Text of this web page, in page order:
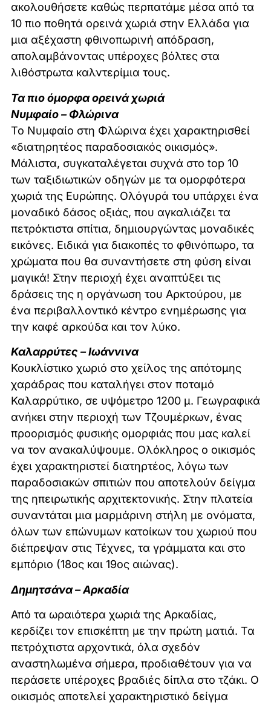
ακολουθήσετε καθώς περπατάμε μέσα από τα
10 πιο ποθητά ορεινά χωριά στην Ελλάδα για
μια αξέχαστη φθινοπωρινή απόδραση,
απολαμβάνοντας υπέροχες βόλτες στα
λιθόστρωτα καλντερίμια τους.
Τα πιο όμορφα ορεινά χωριά
Νυμφαίο – Φλώρινα
Το Νυμφαίο στη Φλώρινα έχει χαρακτηρισθεί
«διατηρητέος παραδοσιακός οικισμός».
Μάλιστα, συγκαταλέγεται συχνά στο top 10
των ταξιδιωτικών οδηγών με τα ομορφότερα
χωριά της Ευρώπης. Ολόγυρά του υπάρχει ένα
μοναδικό δάσος οξιάς, που αγκαλιάζει τα
πετρόκτιστα σπίτια, δημιουργώντας μοναδικές
εικόνες. Ειδικά για διακοπές το φθινόπωρο, τα
χρώματα που θα συναντήσετε στη φύση είναι
μαγικά! Στην περιοχή έχει αναπτύξει τις
δράσεις της η οργάνωση του Αρκτούρου, με
ένα περιβαλλοντικό κέντρο ενημέρωσης για
την καφέ αρκούδα και τον λύκο.
Καλαρρύτες – Ιωάννινα
Κουκλίστικο χωριό στο χείλος της απότομης
χαράδρας που καταλήγει στον ποταμό
Καλαρρύτικο, σε υψόμετρο 1200 μ. Γεωγραφικά
ανήκει στην περιοχή των Τζουμέρκων, ένας
προορισμός φυσικής ομορφιάς που μας καλεί
να τον ανακαλύψουμε. Ολόκληρος ο οικισμός
έχει χαρακτηριστεί διατηρτέος, λόγω των
παραδοσιακών σπιτιών που αποτελούν δείγμα
της ηπειρωτικής αρχιτεκτονικής. Στην πλατεία
συναντάται μια μαρμάρινη στήλη με ονόματα,
όλων των επώνυμων κατοίκων του χωριού που
διέπρεψαν στις Τέχνες, τα γράμματα και στο
εμπόριο (18ος και 19ος αιώνας).
Δημητσάνα – Αρκαδία
Από τα ωραιότερα χωριά της Αρκαδίας,
κερδίζει τον επισκέπτη με την πρώτη ματιά. Τα
πετρόχτιστα αρχοντικά, όλα σχεδόν
αναστηλωμένα σήμερα, προδιαθέτουν για να
περάσετε υπέροχες βραδιές δίπλα στο τζάκι. Ο
οικισμός αποτελεί χαρακτηριστικό δείγμα